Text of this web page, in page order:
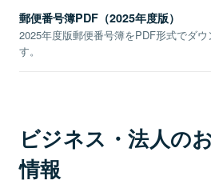
郵便番号簿PDF（2025年度版）
2025年度版郵便番号簿をPDF形式でダウ
す。
ビジネス・法人の
情報